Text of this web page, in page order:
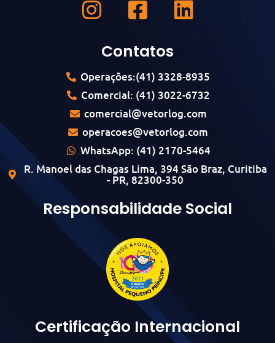
Contatos
Operações:(41) 3328-8935
Comercial: (41) 3022-6732
comercial@vetorlog.com
operacoes@vetorlog.com
WhatsApp: (41) 2170-5464
R. Manoel das Chagas Lima, 394 São Braz, Curitiba
- PR, 82300-350
Responsabilidade Social
Certificação Internacional